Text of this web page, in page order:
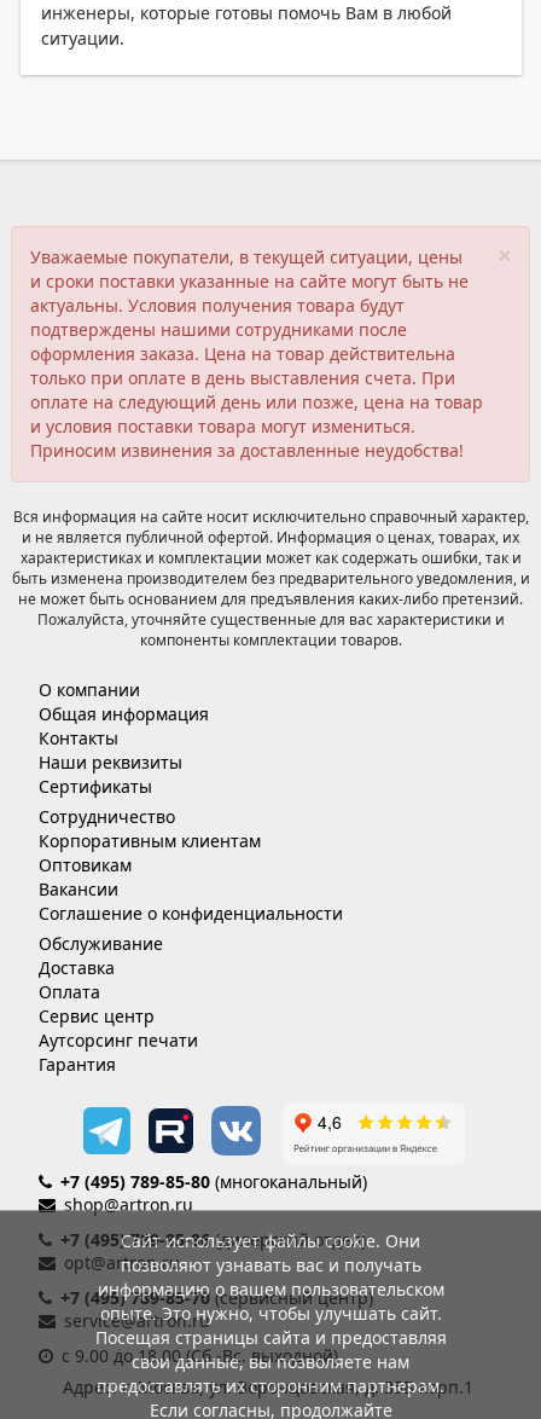
инженеры, которые готовы помочь Вам в любой
ситуации.
×
Уважаемые покупатели, в текущей ситуации, цены
и сроки поставки указанные на сайте могут быть не
актуальны. Условия получения товара будут
подтверждены нашими сотрудниками после
оформления заказа. Цена на товар действительна
только при оплате в день выставления счета. При
оплате на следующий день или позже, цена на товар
и условия поставки товара могут измениться.
Приносим извинения за доставленные неудобства!
Вся информация на сайте носит исключительно справочный характер,
и не является публичной офертой. Информация о ценах, товарах, их
характеристиках и комплектации может как содержать ошибки, так и
быть изменена производителем без предварительного уведомления, и
не может быть основанием для предъявления каких-либо претензий.
Пожалуйста, уточняйте существенные для вас характеристики и
компоненты комплектации товаров.
О компании
Общая информация
Контакты
Наши реквизиты
Сертификаты
Сотрудничество
Корпоративным клиентам
Оптовикам
Вакансии
Соглашение о конфиденциальности
Обслуживание
Доставка
Оплата
Сервис центр
Аутсорсинг печати
Гарантия
+7 (495) 789-85-80 (многоканальный)
shop@artron.ru
+7 (495) 789-85-86(дилерский отдел)
opt@artron.ru
+7 (495) 789-85-70 (сервисный центр)
service@artron.ru
с 9.00 до 18.00 (Сб.-Вс. выходной)
Адрес: г. Москва, ул. Воронцовская, д. 35Б корп.1
Сайт использует файлы cookie. Они
позволяют узнавать вас и получать
информацию о вашем пользовательском
опыте. Это нужно, чтобы улучшать сайт.
Посещая страницы сайта и предоставляя
свои данные, вы позволяете нам
предоставлять их сторонним партнерам.
Если согласны, продолжайте